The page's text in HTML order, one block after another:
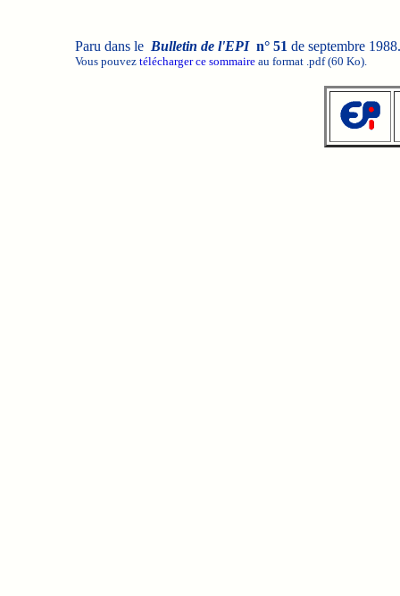
Paru dans le Bulletin de l'EPI n° 51 de septembre 1988.
Vous pouvez télécharger ce sommaireau format .pdf (60 Ko).